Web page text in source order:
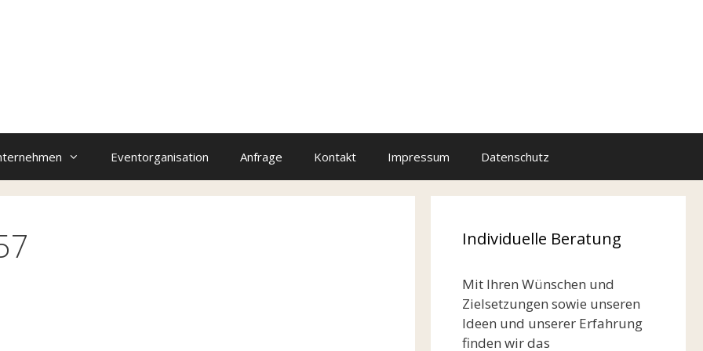
Eventorganisation Anfrage Kontakt Impressum Datenschutz
Individuelle Beratung
Mit Ihren Wünschen und
Zielsetzungen sowie unseren
Ideen und unserer Erfahrung
finden wir das